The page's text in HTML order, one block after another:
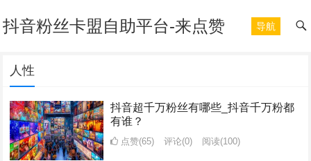
抖音粉丝卡盟自助平台-来点赞 导航
人性
抖音超千万粉丝有哪些_抖音千万粉都
有谁？
点赞(65) 评论(0) 阅读(100)